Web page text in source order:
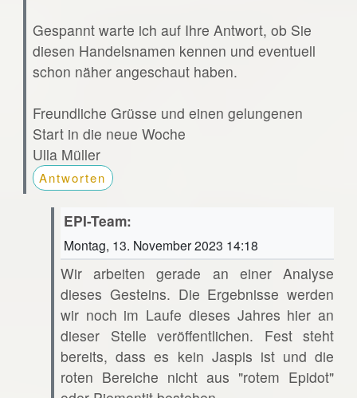
Gespannt warte ich auf Ihre Antwort, ob Sie
diesen Handelsnamen kennen und eventuell
schon näher angeschaut haben.
Freundliche Grüsse und einen gelungenen
Start in die neue Woche
Ulla Müller
Antworten
EPI-Team:
Montag, 13. November 2023 14:18
Wir arbeiten gerade an einer Analyse
dieses Gesteins. Die Ergebnisse werden
wir noch im Laufe dieses Jahres hier an
dieser Stelle veröffentlichen. Fest steht
bereits, dass es kein Jaspis ist und die
roten Bereiche nicht aus "rotem Epidot"